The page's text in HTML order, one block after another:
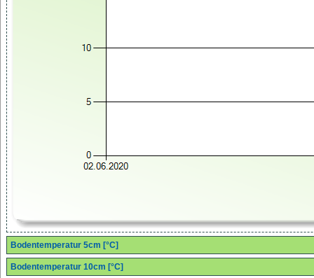
Bodentemperatur 5cm [°C]
Bodentemperatur 10cm [°C]